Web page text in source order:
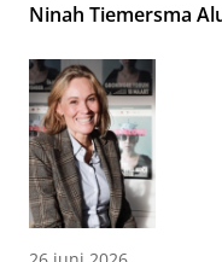
Ninah Tiemersma